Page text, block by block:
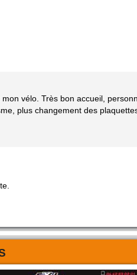
vélo. Très bon accueil,
plus changement des